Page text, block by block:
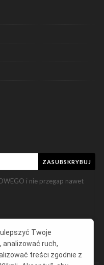
ZASUBSKRYBUJ
i nie przegap nawet
Twoje
analizować ruch,
treści zgodnie z